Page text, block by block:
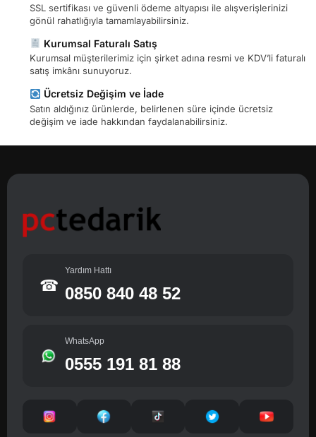
SSL sertifikası ve güvenli ödeme altyapısı ile alışverişlerinizi
gönül rahatlığıyla tamamlayabilirsiniz.
Kurumsal Faturalı Satış
Kurumsal müşterilerimiz için şirket adına resmi ve KDV’li faturalı
satış imkânı sunuyoruz.
Ücretsiz Değişim ve İade
Satın aldığınız ürünlerde, belirlenen süre içinde ücretsiz
değişim ve iade hakkından faydalanabilirsiniz.
☎
Yardım Hattı
0850 840 48 52
WhatsApp
0555 191 81 88